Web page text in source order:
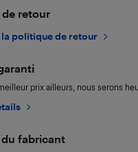
retour
politique de retour
prix ailleurs, nous serons
fabricant